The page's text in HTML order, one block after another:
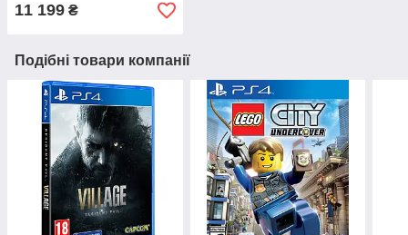
11 199 ₴
Подібні товари компанії